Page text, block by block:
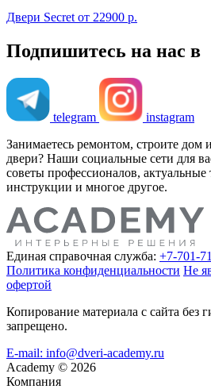
Двери Secret от 22900 р.
Подпишитесь на нас в
telegram
instagram
Занимаетесь ремонтом, строите дом
двери? Наши социальные сети для
советы профессионалов,
инструкции и многое другое.
Единая справочная служба: +7-701-
Политика конфиденциальности Не
офертой
Копирование материала с сайта без
запрещено.
E-mail: info@dveri-academy.ru
Academy © 2026
Компания